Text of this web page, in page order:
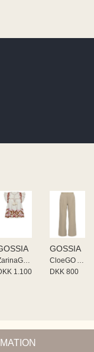
ZarinaGO Blouse
1.100
GOSSIA
CloeGO Atalie
DKK 800